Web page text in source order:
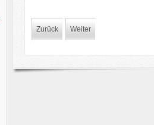
Zurück Weiter